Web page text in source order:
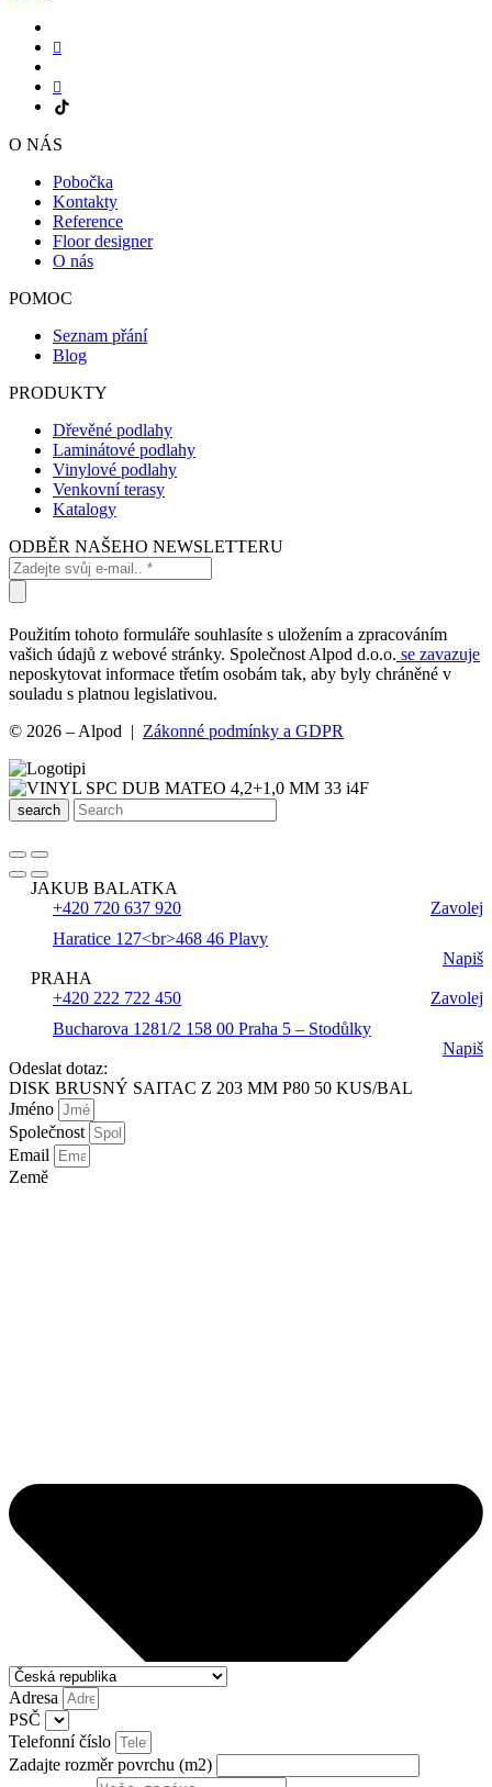
O NÁS
Pobočka
Kontakty
Reference
Floor designer
O nás
POMOC
Seznam přání
Blog
PRODUKTY
Dřevěné podlahy
Laminátové podlahy
Vinylové podlahy
Venkovní terasy
Katalogy
ODBĚR NAŠEHO NEWSLETTERU
Použitím tohoto formuláře souhlasíte s uložením a zpracováním
vašich údajů z webové stránky. Společnost Alpod d.o.o. se zavazuje
neposkytovat informace třetím osobám tak, aby byly chráněné v
souladu s platnou legislativou.
© 2026 – Alpod | Zákonné podmínky a GDPR
search
JAKUB BALATKA
+420 720 637 920
Zavolej
Haratice 127<br>468 46 Plavy
Napiš
PRAHA
+420 222 722 450
Zavolej
Bucharova 1281/2 158 00 Praha 5 – Stodůlky
Napiš
Odeslat dotaz:
DISK BRUSNÝ SAITAC Z 203 MM P80 50 KUS/BAL
Jméno
Společnost
Email
Země
Adresa
PSČ
Telefonní číslo
Zadajte rozměr povrchu (m2)